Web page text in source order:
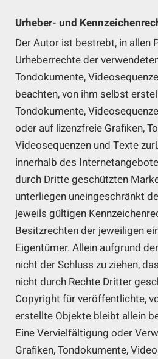
Urheber- und
Der Autor ist bestrebt, in allen
Urheberrechte der
Tondokumente,
beachten, von ihm selbst
Tondokumente,
oder auf lizenzfreie Grafiken,
Videosequenzen und Texte
innerhalb des
durch Dritte geschützten
unterliegen uneingeschränkt
jeweils gültigen
Besitzrechten der jeweiligen
Eigentümer. Allein aufgrund
nicht der Schluss zu ziehen,
nicht durch Rechte Dritter
Copyright für veröffentlichte,
erstellte Objekte bleibt allein
Eine Vervielfältigung oder
Grafiken, Tondokumente,